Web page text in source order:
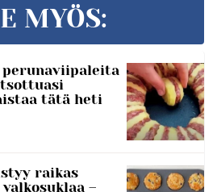
MYÖS:
tätä heti
raikas
–